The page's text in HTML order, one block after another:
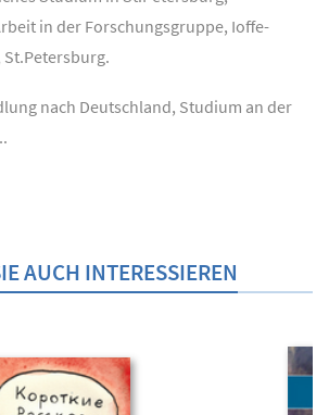
in der Forschungsgruppe, Ioffe-
nach Deutschland, Studium an der
AUCH INTERESSIEREN